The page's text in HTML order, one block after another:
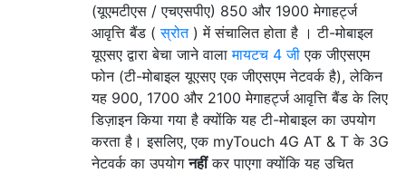
(यूएमटीएस / एचएसपीए) 850 और 1900 मेगाहर्ट्ज
आवृत्ति बैंड (स्रोत) में संचालित होता है । टी-मोबाइल
यूएसए द्वारा बेचा जाने वालामायटच 4 जी एक जीएसएम
फोन (टी-मोबाइल यूएसए एक जीएसएम नेटवर्क है), लेकिन
यह 900, 1700 और 2100 मेगाहर्ट्ज आवृत्ति बैंड के लिए
डिज़ाइन किया गया है क्योंकि यह टी-मोबाइल का उपयोग
करता है। इसलिए, एक myTouch 4G AT & T के 3G
नेटवर्क का उपयोगनहींकर पाएगा क्योंकि यह उचित